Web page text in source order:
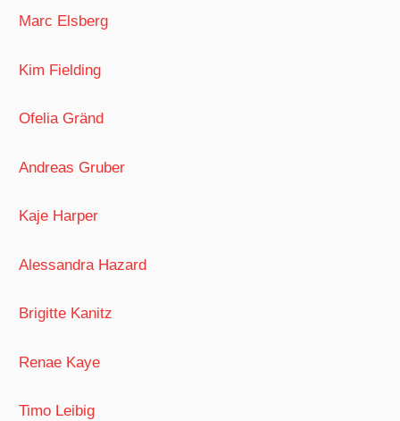
Marc Elsberg
Kim Fielding
Ofelia Gränd
Andreas Gruber
Kaje Harper
Alessandra Hazard
Brigitte Kanitz
Renae Kaye
Timo Leibig